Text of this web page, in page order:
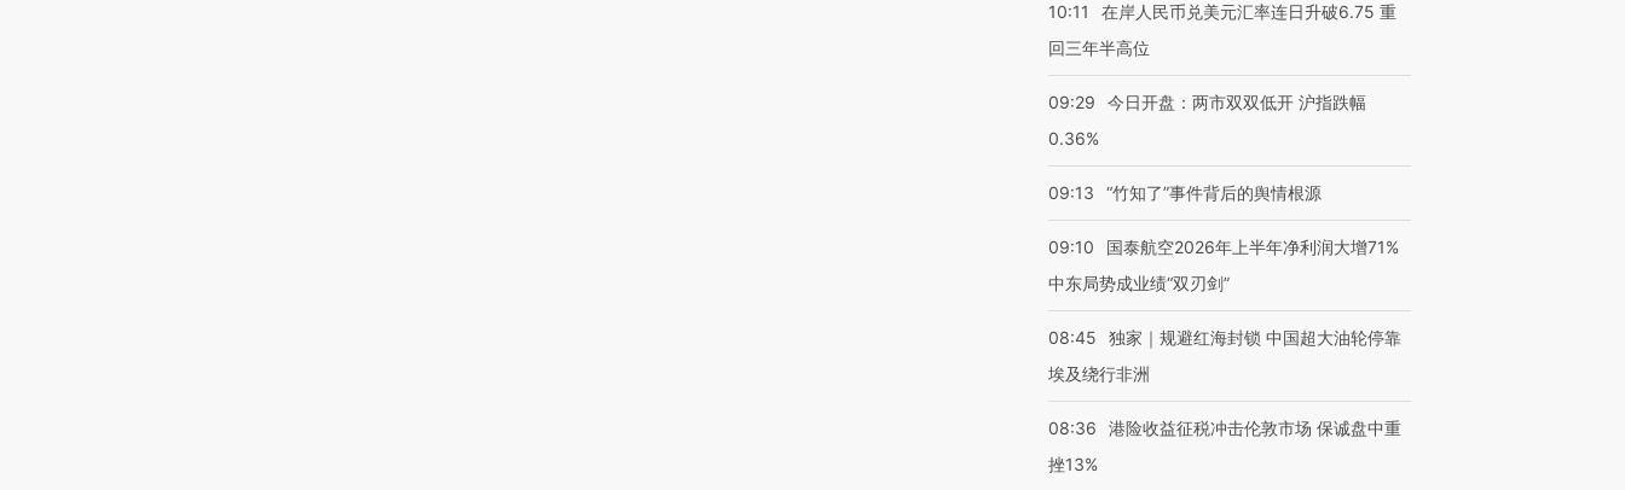
10:11
在岸人民币兑美元汇率连日升破6.75 重
回三年半高位
09:29
今日开盘：两市双双低开 沪指跌幅
0.36%
09:13 “竹知了”事件背后的舆情根源
09:10
国泰航空2026年上半年净利润大增71%
中东局势成业绩“双刃剑”
08:45
独家｜规避红海封锁 中国超大油轮停靠
埃及绕行非洲
08:36
港险收益征税冲击伦敦市场 保诚盘中重
挫13%